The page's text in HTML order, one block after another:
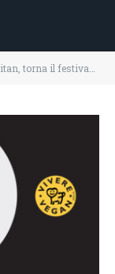
il festival vegan a Firenze